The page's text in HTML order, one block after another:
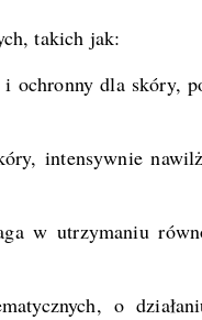
takich jak:
i ochronny dla skóry,
intensywnie
w utrzymaniu
o